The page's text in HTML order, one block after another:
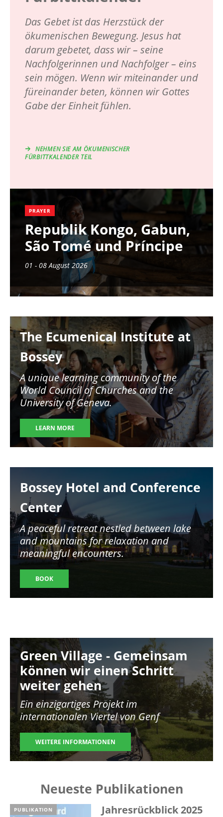
Das Gebet ist das Herzstück der
ökumenischen Bewegung. Jesus hat
darum gebetet, dass wir – seine
Nachfolgerinnen und Nachfolger – eins
sein mögen. Wenn wir miteinander und
füreinander beten, können wir Gottes
Gabe der Einheit fühlen.
NEHMEN SIE AM ÖKUMENISCHER
FÜRBITTKALENDER TEIL
PRAYER
Republik Kongo, Gabun,
São Tomé und Príncipe
01 - 08 August 2026
The Ecumenical Institute at
Bossey
A unique learning community of the
World Council of Churches and the
University of Geneva.
LEARN MORE
Bossey Hotel and Conference
Center
A peaceful retreat nestled between lake
and mountains for relaxation and
meaningful encounters.
BOOK
Image
Green Village - Gemeinsam
können wir einen Schritt
weiter gehen
Ein einzigartiges Projekt im
internationalen Viertel von Genf
WEITERE INFORMATIONEN
Neueste Publikationen
PUBLIKATION Jahresrückblick 2025